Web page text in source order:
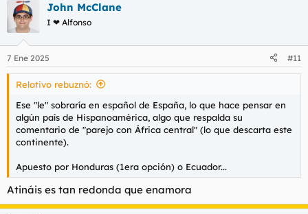
John McClane
I ❤ Alfonso
7 Ene 2025 #11
Relativo rebuznó:
Ese "le" sobraría en español de España, lo que hace pensar en
algún país de Hispanoamérica, algo que respalda su
comentario de "parejo con África central" (lo que descarta este
continente).
Apuesto por Honduras (1era opción) o Ecuador...
Atináis es tan redonda que enamora